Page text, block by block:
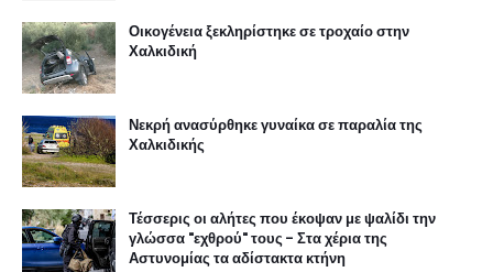
Οικογένεια ξεκληρίστηκε σε τροχαίο στην
Χαλκιδική
Νεκρή ανασύρθηκε γυναίκα σε παραλία της
Χαλκιδικής
Τέσσερις οι αλήτες που έκοψαν με ψαλίδι την
γλώσσα "εχθρού" τους - Στα χέρια της
Αστυνομίας τα αδίστακτα κτήνη